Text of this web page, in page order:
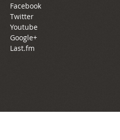
Facebook
Twitter
Youtube
Google+
Last.fm